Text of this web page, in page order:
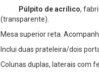
Púlpito de acrílico,
(transparente).
Mesa superior reta.
Inclui duas prateleira/dois
Colunas duplas, laterais com